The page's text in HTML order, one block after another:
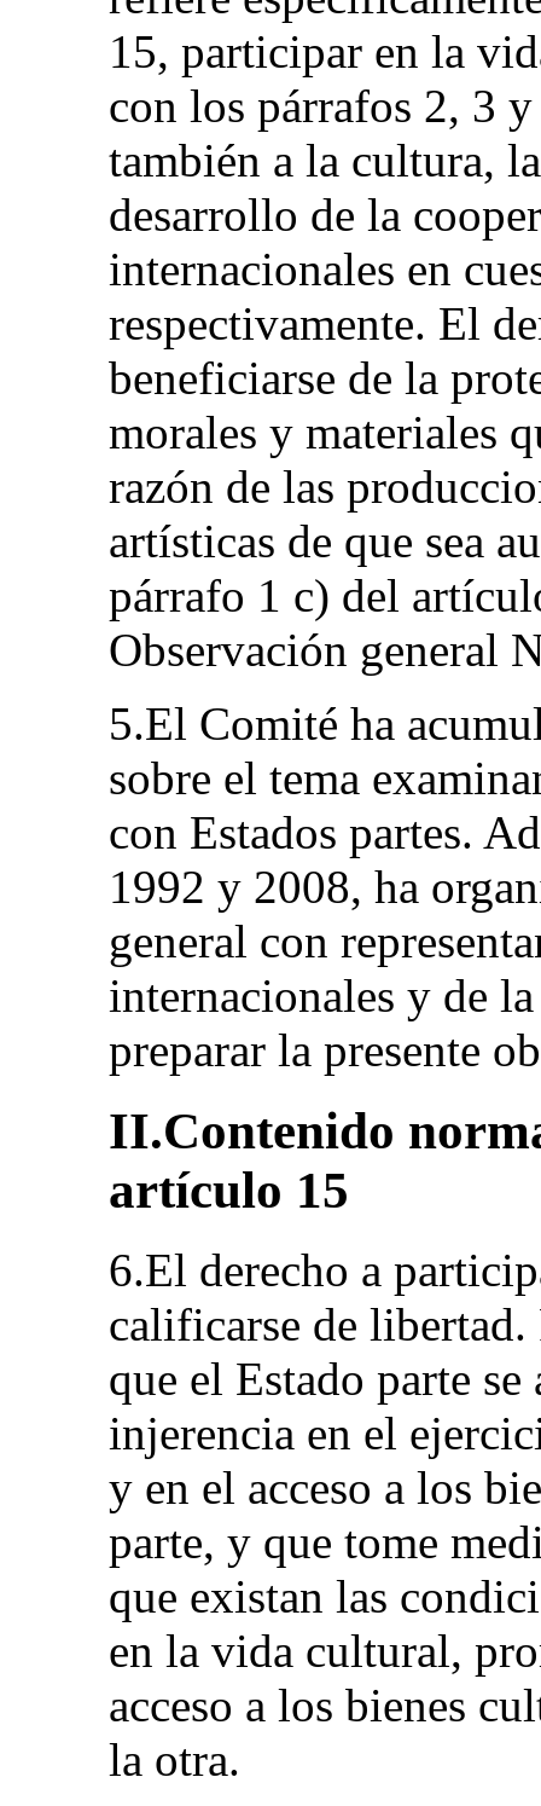
15, participar en la
con los párrafos 2, 3
también a la cultura,
desarrollo de la
internacionales en
respectivamente. El
beneficiarse de la
morales y materiales
razón de las
artísticas de que sea
párrafo 1 c) del
Observación general
5.El Comité ha
sobre el tema
con Estados partes.
1992 y 2008, ha
general con
internacionales y de
preparar la presente
II.Contenido
artículo 15
6.El derecho a
calificarse de libertad.
que el Estado parte
injerencia en el
y en el acceso a los
parte, y que tome
que existan las
en la vida cultural,
acceso a los bienes
la otra.